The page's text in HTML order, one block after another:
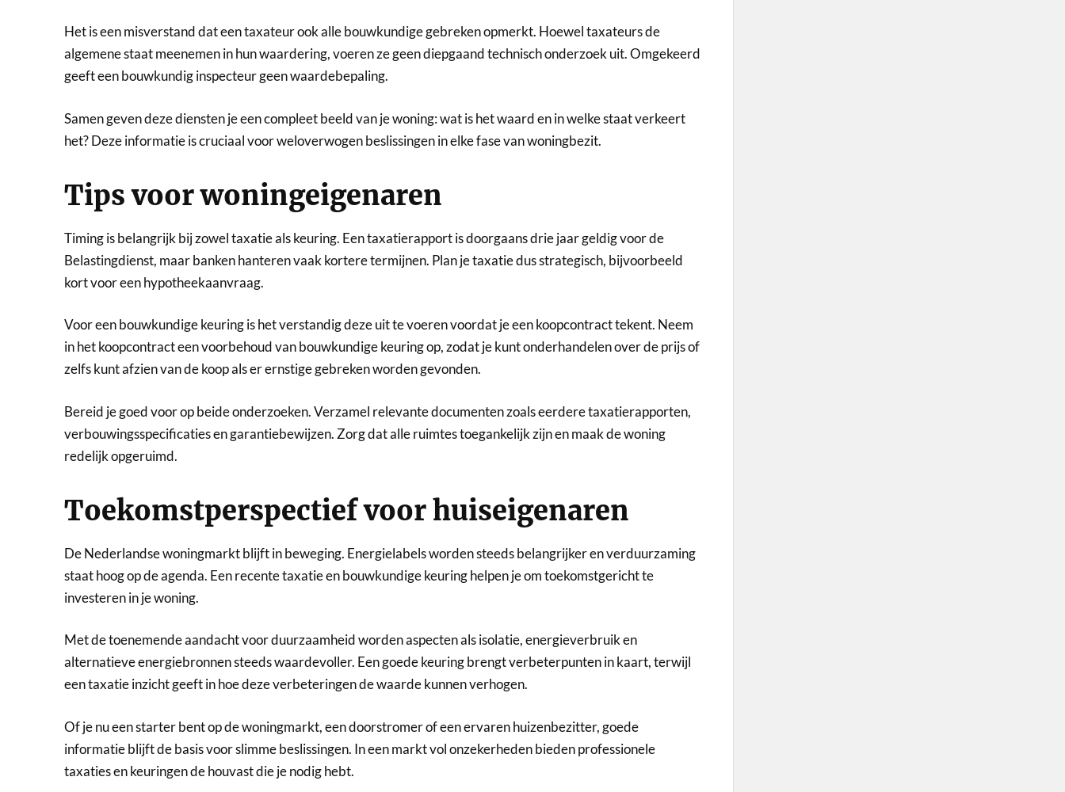
Het is een misverstand dat een taxateur ook alle bouwkundige gebreken opmerkt. Hoewel taxateurs de
algemene staat meenemen in hun waardering, voeren ze geen diepgaand technisch onderzoek uit. Omgekeerd
geeft een bouwkundig inspecteur geen waardebepaling.
Samen geven deze diensten je een compleet beeld van je woning: wat is het waard en in welke staat verkeert
het? Deze informatie is cruciaal voor weloverwogen beslissingen in elke fase van woningbezit.
Tips voor woningeigenaren
Timing is belangrijk bij zowel taxatie als keuring. Een taxatierapport is doorgaans drie jaar geldig voor de
Belastingdienst, maar banken hanteren vaak kortere termijnen. Plan je taxatie dus strategisch, bijvoorbeeld
kort voor een hypotheekaanvraag.
Voor een bouwkundige keuring is het verstandig deze uit te voeren voordat je een koopcontract tekent. Neem
in het koopcontract een voorbehoud van bouwkundige keuring op, zodat je kunt onderhandelen over de prijs of
zelfs kunt afzien van de koop als er ernstige gebreken worden gevonden.
Bereid je goed voor op beide onderzoeken. Verzamel relevante documenten zoals eerdere taxatierapporten,
verbouwingsspecificaties en garantiebewijzen. Zorg dat alle ruimtes toegankelijk zijn en maak de woning
redelijk opgeruimd.
Toekomstperspectief voor huiseigenaren
De Nederlandse woningmarkt blijft in beweging. Energielabels worden steeds belangrijker en verduurzaming
staat hoog op de agenda. Een recente taxatie en bouwkundige keuring helpen je om toekomstgericht te
investeren in je woning.
Met de toenemende aandacht voor duurzaamheid worden aspecten als isolatie, energieverbruik en
alternatieve energiebronnen steeds waardevoller. Een goede keuring brengt verbeterpunten in kaart, terwijl
een taxatie inzicht geeft in hoe deze verbeteringen de waarde kunnen verhogen.
Of je nu een starter bent op de woningmarkt, een doorstromer of een ervaren huizenbezitter, goede
informatie blijft de basis voor slimme beslissingen. In een markt vol onzekerheden bieden professionele
taxaties en keuringen de houvast die je nodig hebt.